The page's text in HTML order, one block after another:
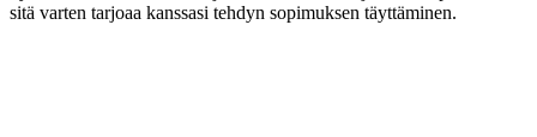
sitä varten tarjoaa kanssasi tehdyn sopimuksen täyttäminen.